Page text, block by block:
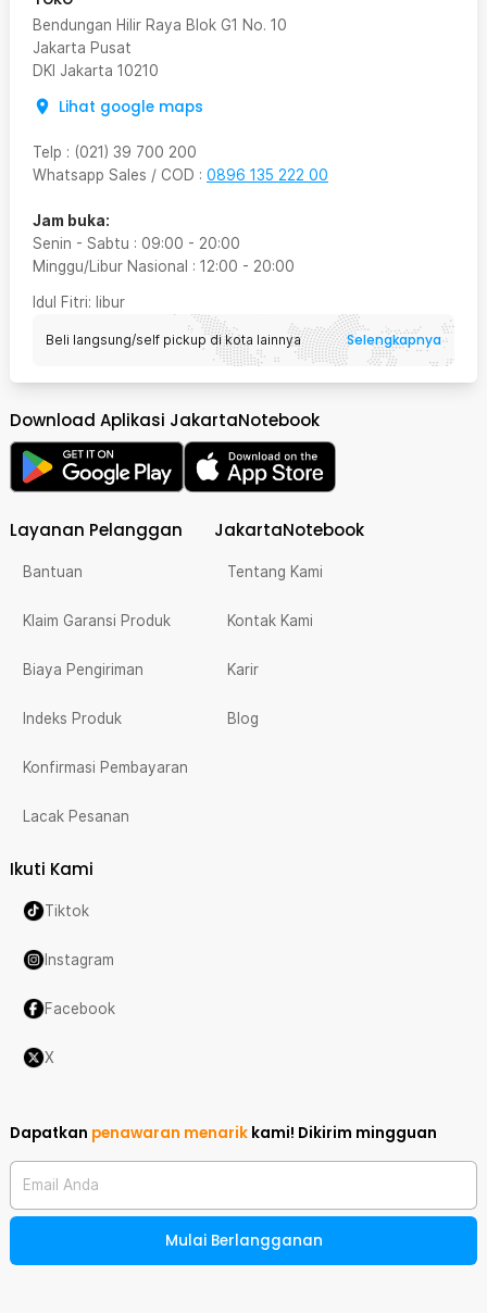
Bendungan Hilir Raya Blok G1 No. 10
Jakarta Pusat
DKI Jakarta 10210
Lihat google maps
Telp : (021) 39 700 200
Whatsapp Sales / COD : 0896 135 222 00
Jam buka:
Senin - Sabtu : 09:00 - 20:00
Minggu/Libur Nasional : 12:00 - 20:00
Idul Fitri: libur
Beli langsung/self pickup di kota lainnya Selengkapnya
Download Aplikasi JakartaNotebook
Layanan Pelanggan
Bantuan
Klaim Garansi Produk
Biaya Pengiriman
Indeks Produk
Konfirmasi Pembayaran
Lacak Pesanan
JakartaNotebook
Tentang Kami
Kontak Kami
Karir
Blog
Ikuti Kami
Tiktok
Instagram
Facebook
X
Dapatkan penawaran menarik kami! Dikirim mingguan
Email Anda
Mulai Berlangganan